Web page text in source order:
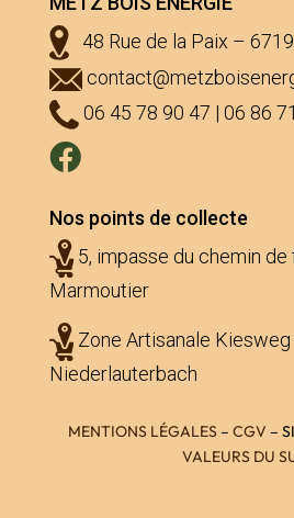
48 Rue de la Paix –
06 45 78 90 47 | 06 86

Nos points de collecte
5, impasse du chemin de
Marmoutier
Zone Artisanale
Niederlauterbach
MENTIONS LÉGALES – CGV –
VALEURS DU